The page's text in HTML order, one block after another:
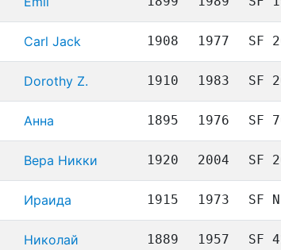
Carl Jack 1908 1977 SF
Dorothy Z. 1910 1983 SF
Анна 1895 1976 SF
Вера Никки 1920 2004 SF
Ираида 1915 1973 SF
Николай
1889 1957 SF